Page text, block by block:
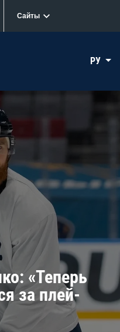
Сайты
РУ
«Теперь
за плей-